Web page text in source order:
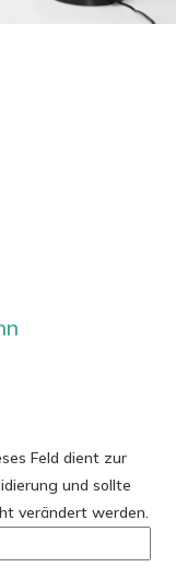
Feld dient zur
und sollte
verändert werden.